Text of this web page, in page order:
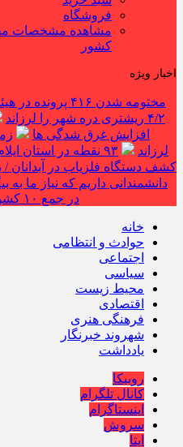
فروشگاه
مشاهده مشخصات
کشور
اخبار ویژه
مختومه شدن ۴۱۶ پرونده در هیئت‌های صلح ایلام
۴/۲ ریشتری دره شهر را لرزاند
افزایش غرق شدگی ها
لرزاند
۹۳ نقطه در استان ایلام مورد تهاجم قرار گرفته است
کشف دستگاه فلزیاب در آبدانان
دانشمندانی داریم که نیاز ما
در جمع ۱۰ کشور برتر فناوری هسته‌ای قرار دارد
خانه
حوادث و انتظامی
اجتماعی
سیاسی
محیط زیست
اقتصادی
فرهنگی هنری
شهروند خبرنگار
یادداشت
روبیکا
کانال تلگرام
اینستاگرام
سروش
ایتا